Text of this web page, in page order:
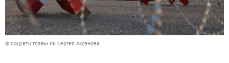
© Соцсети главы РК Сергея Аксенова